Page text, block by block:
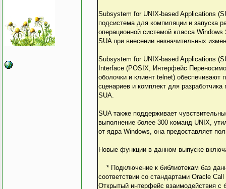
Subsystem for UNIX-based Applications
подсистема для компиляции и запуска
операционной системой класса
SUA при внесении незначительных
Subsystem for UNIX-based Applications
Interface (POSIX, Интерфейс
оболочки и клиент telnet)
сценариев и комплект для
SUA.
SUA также поддерживает
выполнение более 300 команд UNIX,
от ядра Windows, она предоставляет
Новые функции в данном выпуске
* Подключение к библиотекам баз
соответствии со стандартами Oracle
Открытый интерфейс взаимодействия с